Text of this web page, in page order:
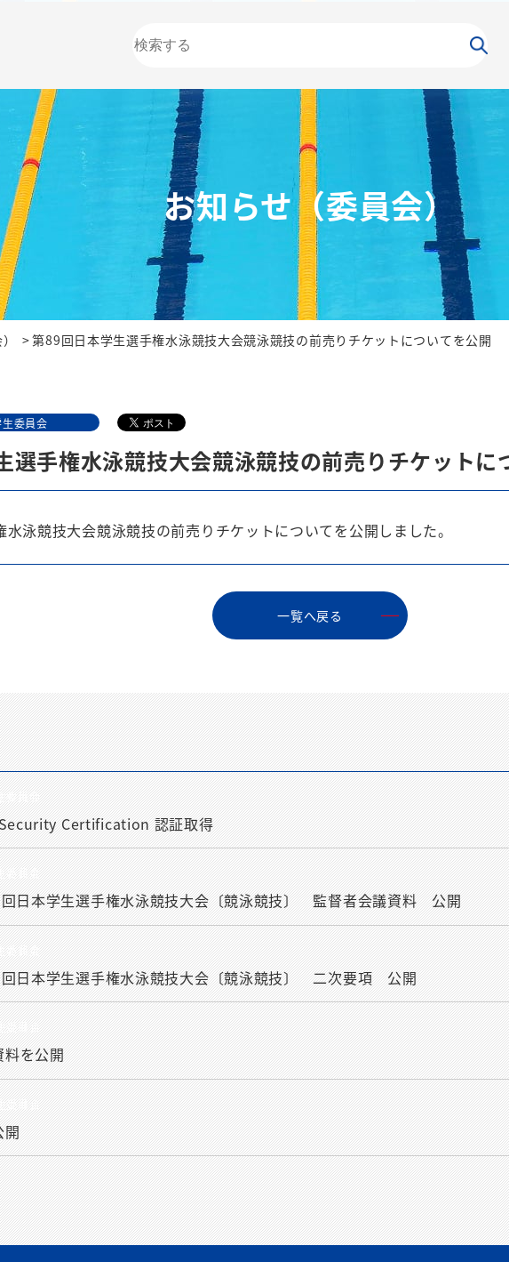
飛込
お知らせ（委員会）
第89回日本学生選手権水泳競技大会競泳競技の前売りチケットについてを公開
生委員会
選手権水泳競技大会競泳競技の前売りチケットに
泳競技大会競泳競技の前売りチケットについてを公開しました。
⼀覧へ戻る
委員会
Certification 認証取得
委員会
日本学生選手権水泳競技大会〔競泳競技〕 監督者会議資料 公開
委員会
日本学生選手権水泳競技大会〔競泳競技〕 二次要項 公開
委員会
を公開
委員会
開